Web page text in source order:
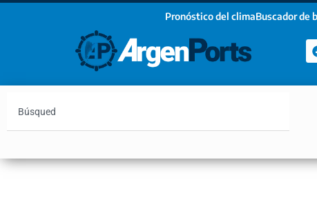
Pronóstico del climaBuscador de
¡Sumate a nuestro Newsletter!
Email
Estoy de acuerdo con las condiciones y políticas de